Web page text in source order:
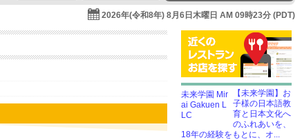
2026年(令和8年) 8月6日木曜日 AM 09時23分 (PDT)
【未来学園】お
子様の日本語教
育と日本文化へ
のふれあいを、
18年の経験をもとに、オ...